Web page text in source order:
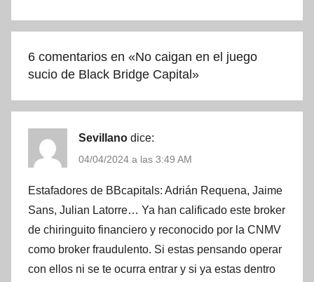
6 comentarios en «No caigan en el juego
sucio de Black Bridge Capital»
Sevillano dice:
04/04/2024 a las 3:49 AM
Estafadores de BBcapitals: Adrián Requena, Jaime
Sans, Julian Latorre… Ya han calificado este broker
de chiringuito financiero y reconocido por la CNMV
como broker fraudulento. Si estas pensando operar
con ellos ni se te ocurra entrar y si ya estas dentro